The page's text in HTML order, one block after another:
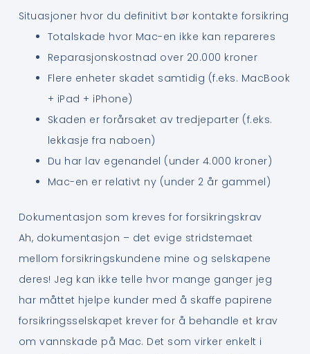
Situasjoner hvor du definitivt bør kontakte forsikring
Totalskade hvor Mac-en ikke kan repareres
Reparasjonskostnad over 20.000 kroner
Flere enheter skadet samtidig (f.eks. MacBook
+ iPad + iPhone)
Skaden er forårsaket av tredjeparter (f.eks.
lekkasje fra naboen)
Du har lav egenandel (under 4.000 kroner)
Mac-en er relativt ny (under 2 år gammel)
Dokumentasjon som kreves for forsikringskrav
Ah, dokumentasjon – det evige stridstemaet
mellom forsikringskundene mine og selskapene
deres! Jeg kan ikke telle hvor mange ganger jeg
har måttet hjelpe kunder med å skaffe papirene
forsikringsselskapet krever for å behandle et krav
om vannskade på Mac. Det som virker enkelt i